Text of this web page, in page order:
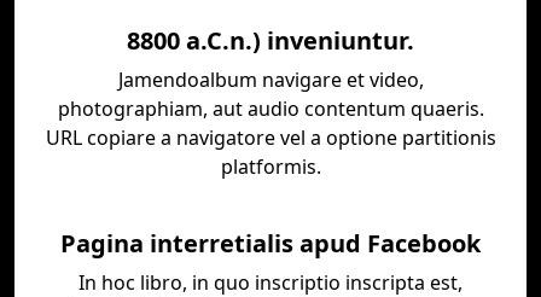
8800 a.C.n.) inveniuntur.
Jamendoalbum navigare et video,
photographiam, aut audio contentum quaeris.
URL copiare a navigatore vel a optione partitionis
platformis.
Pagina interretialis apud Facebook
In hoc libro, in quo inscriptio inscripta est,